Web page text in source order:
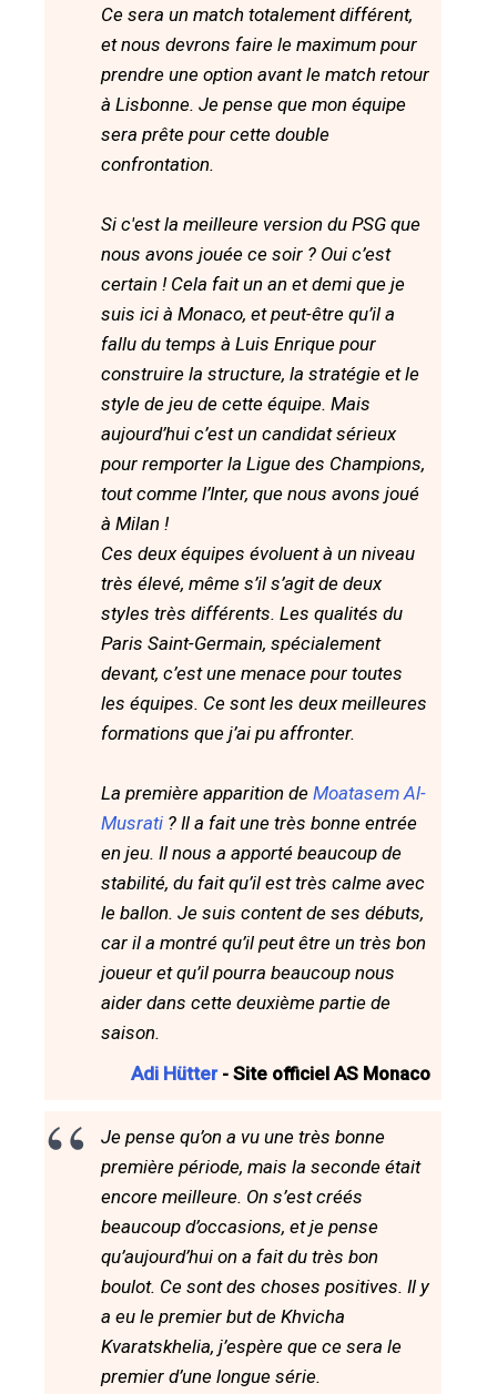
Ce sera un match totalement différent,
et nous devrons faire le maximum pour
prendre une option avant le match retour
à Lisbonne. Je pense que mon équipe
sera prête pour cette double
confrontation.
Si c'est la meilleure version du PSG que
nous avons jouée ce soir ? Oui c’est
certain ! Cela fait un an et demi que je
suis ici à Monaco, et peut-être qu’il a
fallu du temps à Luis Enrique pour
construire la structure, la stratégie et le
style de jeu de cette équipe. Mais
aujourd’hui c’est un candidat sérieux
pour remporter la Ligue des Champions,
tout comme l’Inter, que nous avons joué
à Milan !
Ces deux équipes évoluent à un niveau
très élevé, même s’il s’agit de deux
styles très différents. Les qualités du
Paris Saint-Germain, spécialement
devant, c’est une menace pour toutes
les équipes. Ce sont les deux meilleures
formations que j’ai pu affronter.
La première apparition de Moatasem Al-
Musrati ? Il a fait une très bonne entrée
en jeu. Il nous a apporté beaucoup de
stabilité, du fait qu’il est très calme avec
le ballon. Je suis content de ses débuts,
car il a montré qu’il peut être un très bon
joueur et qu’il pourra beaucoup nous
aider dans cette deuxième partie de
saison.
Adi Hütter- Site officiel AS Monaco
Je pense qu’on a vu une très bonne
première période, mais la seconde était
encore meilleure. On s’est créés
beaucoup d’occasions, et je pense
qu’aujourd’hui on a fait du très bon
boulot. Ce sont des choses positives. Il y
a eu le premier but de Khvicha
Kvaratskhelia, j’espère que ce sera le
premier d’une longue série.